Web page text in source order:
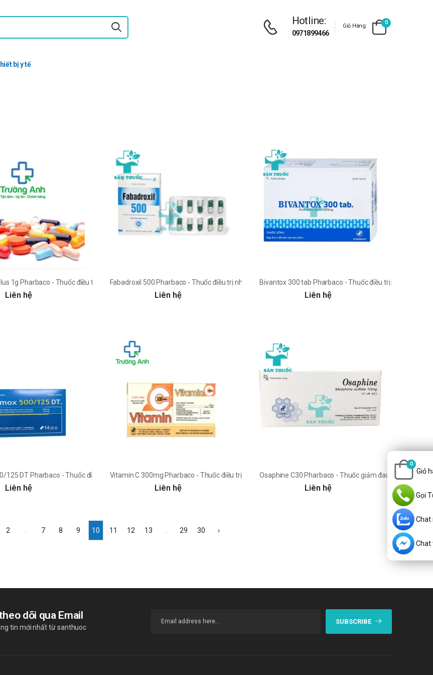
Hotline:
0971899466
Giỏ Hàng:
0
bị y tế
1g Pharbaco - Thuốc điều trị nhiễm khuẩn nặng
Liên hệ
Fabadroxil 500 Pharbaco - Thuốc điều trị nhiễm khuẩn vừa và nặng
Liên hệ
Bivantox 300 tab Pharbaco - Thuốc điều trị rối loạn cảm
Liên hệ
125 DT Pharbaco - Thuốc điều trị nhiễm khuẩn hiệu quả
Liên hệ
Vitamin C 300mg Pharbaco - Thuốc điều trị thiếu hụt vitamin C
Liên hệ
Osaphine C30 Pharbaco - Thuốc giảm đau nhanh chóng
Liên hệ
2 7 8 9 10 11 12 13 29 30 ›
dõi qua Email
tin mới nhất từ santhuoc
SUBSCRIBE
0
Giỏ
Gọi
Chat
Chat